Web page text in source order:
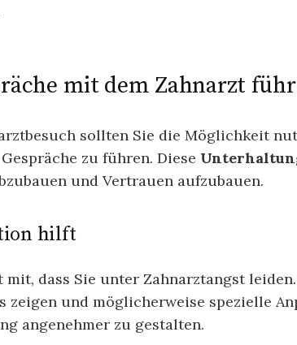
mit dem Zahnarzt
sollten Sie die Möglichkeit
zu führen. Diese
und Vertrauen aufzubauen.
hilft
mit, dass Sie unter Zahnarztangst
zeigen und möglicherweise spezielle
angenehmer zu gestalten.